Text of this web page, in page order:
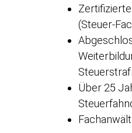
(Steuer-
Über 25